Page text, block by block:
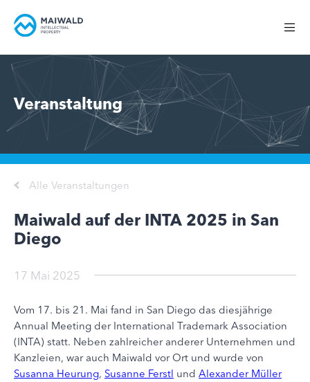
Veranstaltung
Alle Veranstaltungen
Maiwald auf der INTA 2025 in San
Diego
17 Mai 2025
Vom 17. bis 21. Mai fand in San Diego das diesjährige
Annual Meeting der International Trademark Association
(INTA) statt. Neben zahlreicher anderer Unternehmen und
Kanzleien, war auch Maiwald vor Ort und wurde von
Susanna Heurung, Susanne Ferstl und Alexander Müller